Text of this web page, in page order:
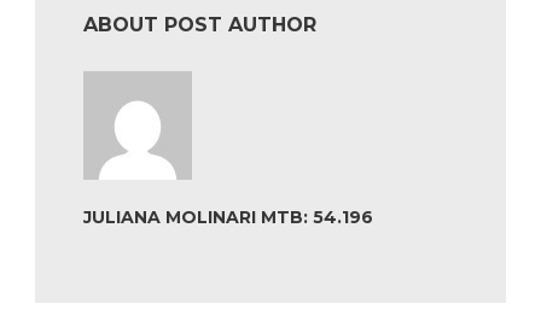
ABOUT POST AUTHOR
JULIANA MOLINARI MTB: 54.196